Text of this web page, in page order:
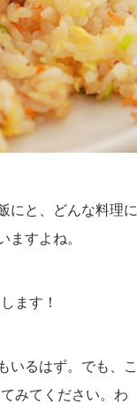
にと、どんな料理に
すよね。
ます！
いるはず。でも、こ
みてください。わ